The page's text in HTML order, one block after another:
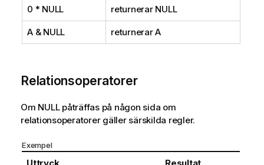
0 * NULL returnerar NULL
A & NULL returnerar A
Relationsoperatorer
Om NULLpåträffas på någon sida om
relationsoperatorer gäller särskilda regler.
Exempel